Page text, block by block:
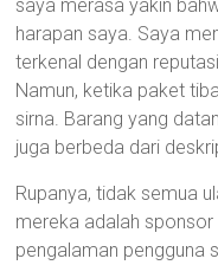
saya merasa yakin
harapan saya. Saya
terkenal dengan
Namun, ketika paket
sirna. Barang yang
juga berbeda dari
Rupanya, tidak semua
mereka adalah
pengalaman pengguna